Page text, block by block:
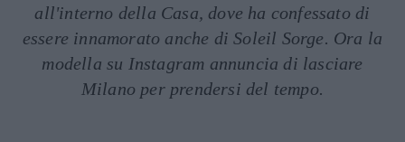
all'interno della Casa, dove ha confessato di
essere innamorato anche di Soleil Sorge. Ora la
modella su Instagram annuncia di lasciare
Milano per prendersi del tempo.